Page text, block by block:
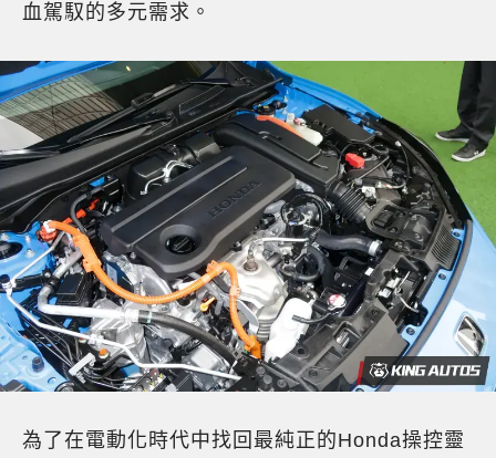
血駕馭的多元需求。
為了在電動化時代中找回最純正的Honda操控靈